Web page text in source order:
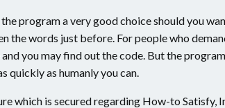
program a very good choice should you
the words just before. For people who
you may find out the code. But the
quickly as humanly you can.
which is secured regarding How-to Satisfy,